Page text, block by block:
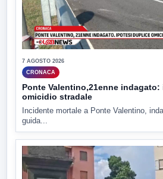
7 AGOSTO 2026
CRONACA
Ponte Valentino,21enne
omicidio stradale
Incidente mortale a Ponte Valentino,
guida...